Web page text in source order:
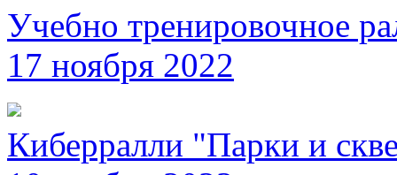
Учебно тренировочное
17 ноября 2022
Киберралли "Парки и